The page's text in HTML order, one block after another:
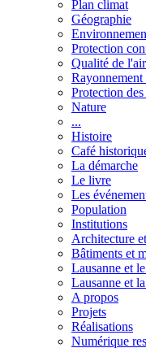
Plan climat
Géographie
Protection
Qualité de l'air
Protection des
Nature
...
Histoire
Café
La démarche
Le livre
Les
Population
Institutions
Architecture
Bâtiments et
Lausanne et
Lausanne et
A propos
Projets
Réalisations
Numérique